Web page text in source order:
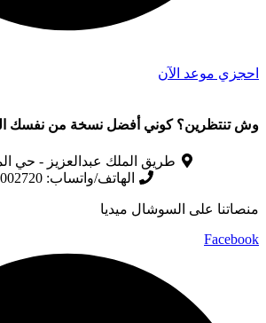
احجزي موعد الآن
وش تنتظرين؟ كوني أفضل نسخة من نفسك
طريق الملك عبدالعزيز - حي
الهاتف/واتساب: 920002720
منصاتنا على السوشال ميديا
Facebook